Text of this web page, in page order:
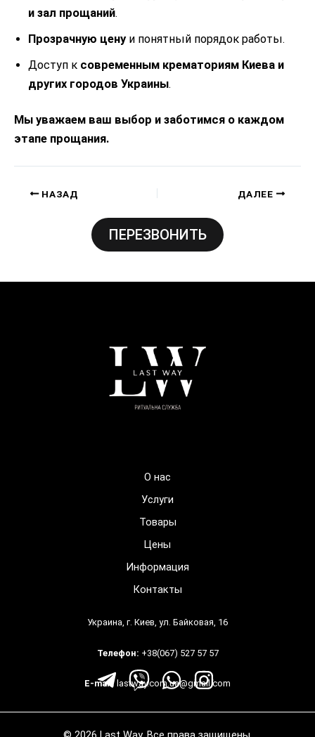
и зал прощаний.
Прозрачную ценуи понятный порядок работы.
Доступ к современным крематориям Киева и
других городов Украины.
Мы уважаем ваш выбор и заботимся о каждом
этапе прощания.
НАЗАД ДАЛЕЕ
ПЕРЕЗВОНИТЬ
О нас
Услуги
Товары
Цены
Информация
Контакты
Украина, г. Киев, ул. Байковая, 16
Телефон: +38(067) 527 57 57
E-mail: lastway.com.ua@gmail.com